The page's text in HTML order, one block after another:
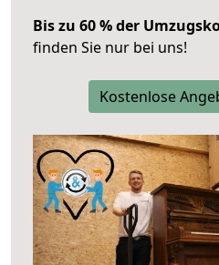
Bis zu 60 % der
finden Sie nur bei uns!
Kostenlose